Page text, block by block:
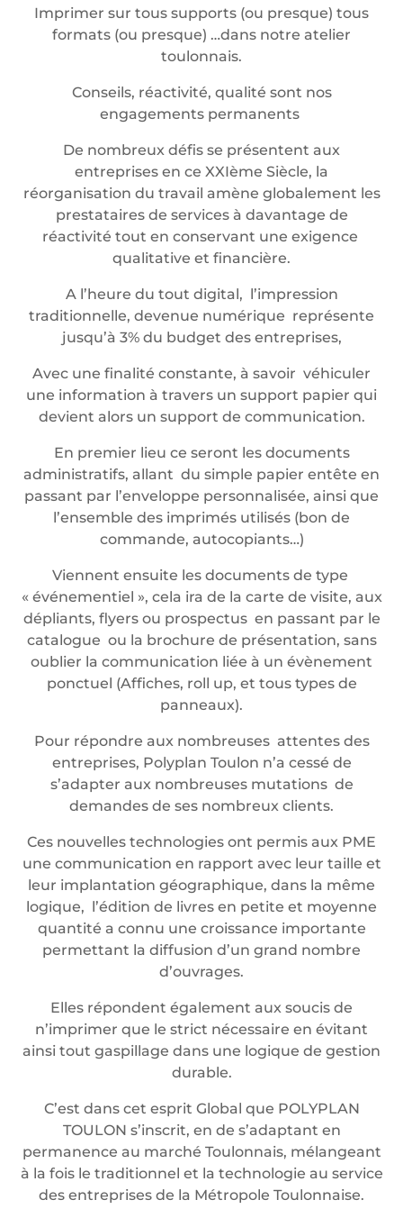
Imprimer sur tous supports (ou presque) tous
formats (ou presque) …dans notre atelier
toulonnais.
Conseils, réactivité, qualité sont nos
engagements permanents
De nombreux défis se présentent aux
entreprises en ce XXIème Siècle, la
réorganisation du travail amène globalement les
prestataires de services à davantage de
réactivité tout en conservant une exigence
qualitative et financière.
A l’heure du tout digital, l’impression
traditionnelle, devenue numérique représente
jusqu’à 3% du budget des entreprises,
Avec une finalité constante, à savoir véhiculer
une information à travers un support papier qui
devient alors un support de communication.
En premier lieu ce seront les documents
administratifs, allant du simple papier entête en
passant par l’enveloppe personnalisée, ainsi que
l’ensemble des imprimés utilisés (bon de
commande, autocopiants…)
Viennent ensuite les documents de type
« événementiel », cela ira de la carte de visite, aux
dépliants, flyers ou prospectus en passant par le
catalogue ou la brochure de présentation, sans
oublier la communication liée à un évènement
ponctuel (Affiches, roll up, et tous types de
panneaux).
Pour répondre aux nombreuses attentes des
entreprises, Polyplan Toulon n’a cessé de
s’adapter aux nombreuses mutations de
demandes de ses nombreux clients.
Ces nouvelles technologies ont permis aux PME
une communication en rapport avec leur taille et
leur implantation géographique, dans la même
logique, l’édition de livres en petite et moyenne
quantité a connu une croissance importante
permettant la diffusion d’un grand nombre
d’ouvrages.
Elles répondent également aux soucis de
n’imprimer que le strict nécessaire en évitant
ainsi tout gaspillage dans une logique de gestion
durable.
C’est dans cet esprit Global que POLYPLAN
TOULON s’inscrit, en de s’adaptant en
permanence au marché Toulonnais, mélangeant
à la fois le traditionnel et la technologie au service
des entreprises de la Métropole Toulonnaise.